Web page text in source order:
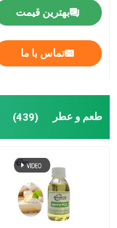
بهترین قیمت
تماس با ما
طعم و عطر (439)